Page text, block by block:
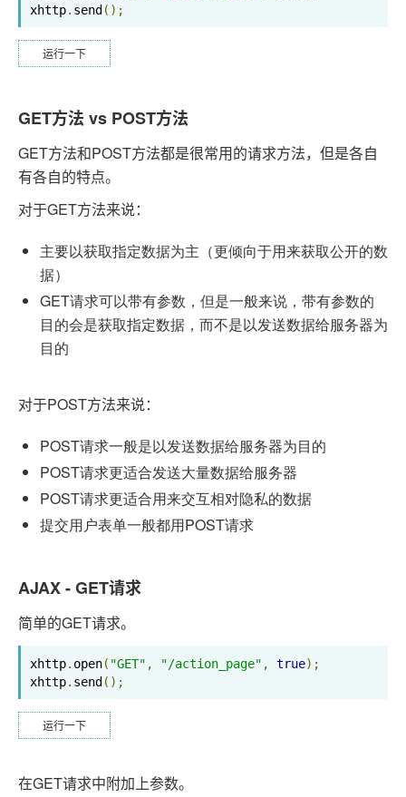
xhttp. send();
运行一下
GET方法 vs POST方法
GET方法和POST方法都是很常用的请求方法，但是各自
有各自的特点。
对于GET方法来说：
主要以获取指定数据为主（更倾向于用来获取公开的数
据）
GET请求可以带有参数，但是一般来说，带有参数的
目的会是获取指定数据，而不是以发送数据给服务器为
目的
对于POST方法来说：
POST请求一般是以发送数据给服务器为目的
POST请求更适合发送大量数据给服务器
POST请求更适合用来交互相对隐私的数据
提交用户表单一般都用POST请求
AJAX - GET请求
简单的GET请求。
xhttp. open( "GET" , "/action_page" , true);
xhttp. send();
运行一下
在GET请求中附加上参数。